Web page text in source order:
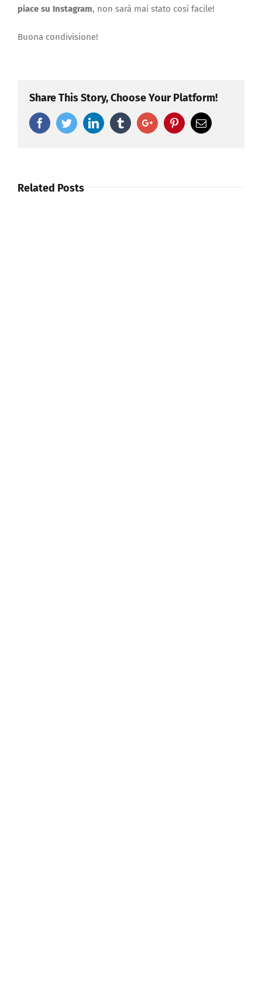
piace su Instagram, non sarà mai stato così facile!
Buona condivisione!
Share This Story, Choose Your Platform!
FacebookTwitterLinkedinTumblrGoogle+PinterestEmail
Related Posts